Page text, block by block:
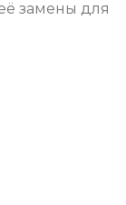
замены для